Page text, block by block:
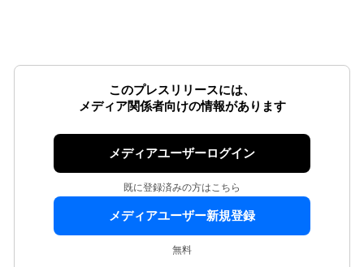
このプレスリリースには、
メディア関係者向けの情報があります
メディアユーザーログイン
既に登録済みの方はこちら
メディアユーザー新規登録
無料